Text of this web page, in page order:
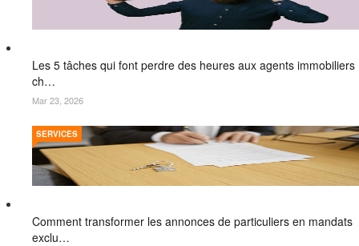
Les 5 tâches qui font perdre des heures aux agents immobiliers
ch…
Mar 23, 2026
Comment transformer les annonces de particuliers en mandats
exclu…
SERVICES